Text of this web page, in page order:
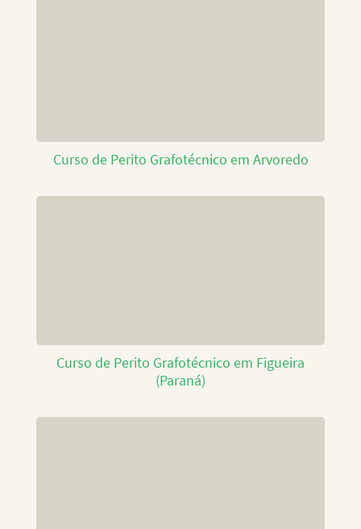
Curso de Perito Grafotécnico em Arvoredo
Curso de Perito Grafotécnico em Figueira
(Paraná)